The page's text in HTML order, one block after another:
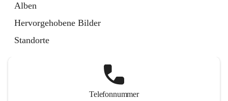
Alben
Hervorgehobene Bilder
Standorte
Telefonnummer